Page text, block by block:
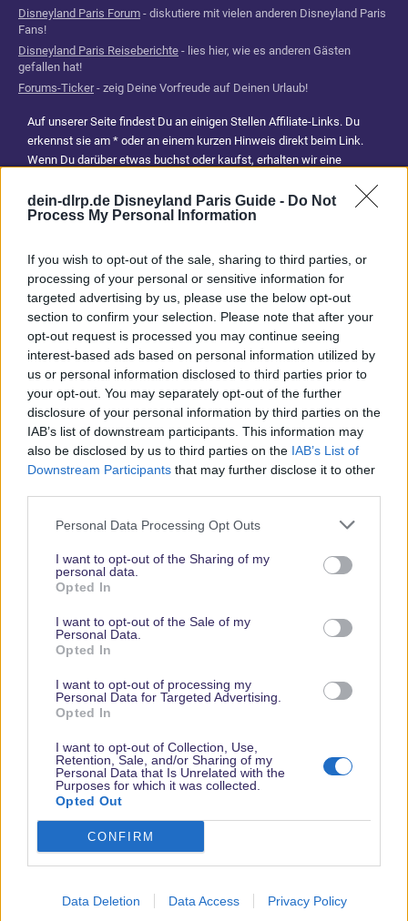
dein-dlrp.de Disneyland Paris Guide - Do Not
Process My Personal Information
If you wish to opt-out of the sale, sharing to third parties, or
processing of your personal or sensitive information for
targeted advertising by us, please use the below opt-out
section to confirm your selection. Please note that after your
opt-out request is processed you may continue seeing
interest-based ads based on personal information utilized by
us or personal information disclosed to third parties prior to
your opt-out. You may separately opt-out of the further
disclosure of your personal information by third parties on the
IAB’s list of downstream participants. This information may
also be disclosed by us to third parties on the IAB’s List of
Downstream Participants that may further disclose it to other
Personal Data Processing Opt Outs
I want to opt-out of the Sharing of my
personal data.
Opted In
I want to opt-out of the Sale of my
Personal Data.
Opted In
I want to opt-out of processing my
Personal Data for Targeted Advertising.
Opted In
I want to opt-out of Collection, Use,
Retention, Sale, and/or Sharing of my
Personal Data that Is Unrelated with the
Purposes for which it was collected.
Opted Out
CONFIRM
Data Deletion Data Access Privacy Policy
Disneyland Paris Forum - diskutiere mit vielen anderen Disneyland Paris
Fans!
Disneyland Paris Reiseberichte - lies hier, wie es anderen Gästen
gefallen hat!
Forums-Ticker- zeig Deine Vorfreude auf Deinen Urlaub!
Auf unserer Seite findest Du an einigen Stellen Affiliate-Links. Du
erkennst sie am * oder an einem kurzen Hinweis direkt beim Link.
Wenn Du darüber etwas buchst oder kaufst, erhalten wir eine
Du uns, unsere Reiseführer, Tipps und Planungsinhalte weiterhin
kostenlos anzubieten. Vielen Dank für Deine Unterstützung.
Abonniere jetzt unsere magischen News aus den
Parks
Keine Angebote verpassen
Aktuelle News
Spannende Lesetipps
Gratis und jederzeit kündbar
dass Du unsere
Schau
© dein-dlrp | Einige Elemente ©Disney. dein-dlrp ist ein Reiseführer für
Disney Company", "EuroDisney S.C.A." oder deren Tochter- sowie
Partnerunternehmen.
Impressum|Datenschutzerklärung
Community platform by XenForo® © 2010-2024 XenForo Ltd.